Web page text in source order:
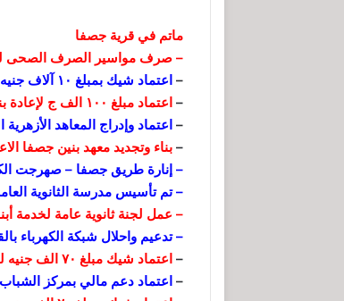
ماتم في قرية جصفا
– صرف مواسير الصرف الصحى
–اعتماد شيك بمبلغ ١٠ آلاف جنيه لمركز الشباب ۲۰۰٦
–اعتماد مبلغ ۱۰۰ الف ج لإعادة بناء مركز شباب جصفا للعام المالي 2006/2007
–اعتماد وإدراج المعاهد الأزهرية
–بناء وتجديد معهد بنين جصفا الاعدادى
– إنارة طريق جصفا – صهرجت الكبرى
– تم تأسيس مدرسة الثانوية
– عمل لجنة ثانوية عامة لخدمة
– تدعيم واحلال شبكة الكهرباء
– اعتماد شيك مبلغ ٧٠ الف جنيه للصرف الصحى عام ٢٠٠٧ م
–اعتماد دعم مالي بمركز الشباب ۱۰۸ الف لعام ۲۰۰7/